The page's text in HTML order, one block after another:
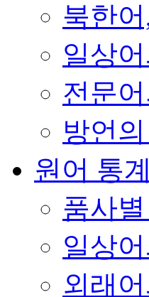
북한
일상
전문
방언
원어 통계
품사
일상
외래